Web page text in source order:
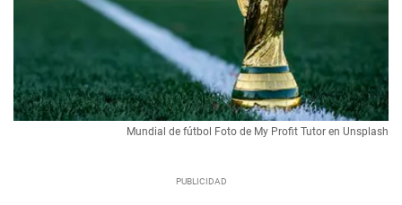
Mundial de fútbol Foto de My Profit Tutor en Unsplash